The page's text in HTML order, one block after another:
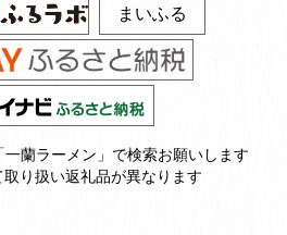
まいふる
蘭ラーメン」で検索お願いします
り扱い返礼品が異なります